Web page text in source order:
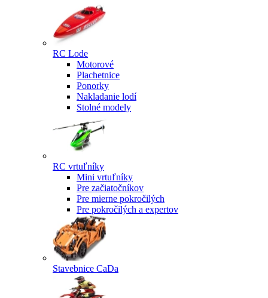
RC Lode
Motorové
Plachetnice
Ponorky
Nakladanie lodí
Stolné modely
RC vrtuľníky
Mini vrtuľníky
Pre začiatočníkov
Pre mierne pokročilých
Pre pokročilých a expertov
Stavebnice CaDa